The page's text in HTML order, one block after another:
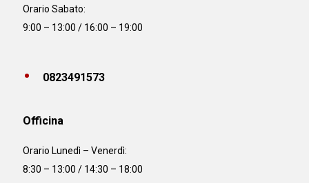
Orario Sabato:
9:00 – 13:00 / 16:00 – 19:00
0823491573
Officina
Orario Lunedì – Venerdì:
8:30 – 13:00 / 14:30 – 18:00